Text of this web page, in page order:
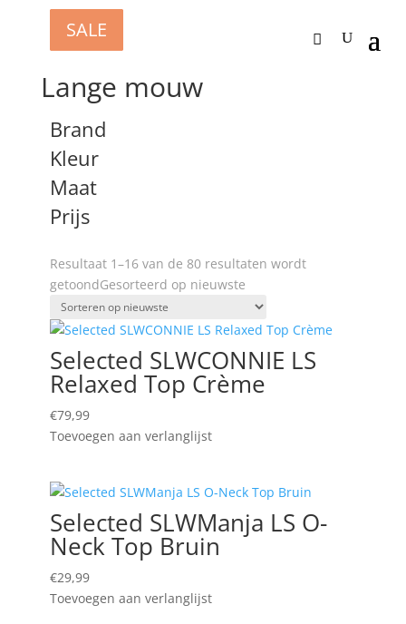
Lange mouw
Brand
Kleur
Maat
Prijs
Resultaat 1–16 van de 80 resultaten wordt
getoondGesorteerd op nieuwste
Selected SLWCONNIE LS
Relaxed Top Crème
€79,99
Toevoegen aan verlanglijst
Selected SLWManja LS O-
Neck Top Bruin
€29,99
Toevoegen aan verlanglijst
SALE
SALE
SALE
SALE
SALE
SALE